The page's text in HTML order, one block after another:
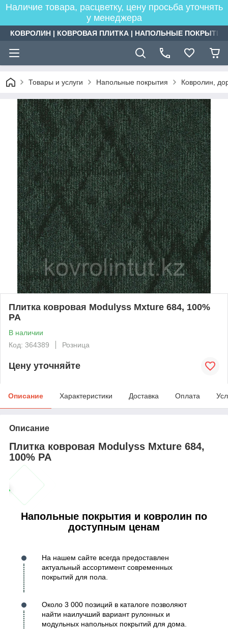
Наличие товара, расцветку, цену просьба уточнять
у менеджера
КОВРОЛИН | КОВРОВАЯ ПЛИТКА | НАПОЛЬНЫЕ
Товары и услуги Напольные покрытия Ковролин,
Плитка ковровая Modulyss Mxture 684, 100%
PA
В наличии
Код: 364389
Розница
Цену уточняйте
Описание Характеристики Доставка Оплата
Описание
Плитка ковровая Modulyss Mxture 684,
100% PA
Напольные покрытия и ковролин по
доступным ценам
На нашем сайте всегда предоставлен
актуальный ассортимент современных
покрытий для пола.
Около 3 000 позиций в каталоге позволяют
найти наилучший вариант рулонных и
модульных напольных покрытий для дома.